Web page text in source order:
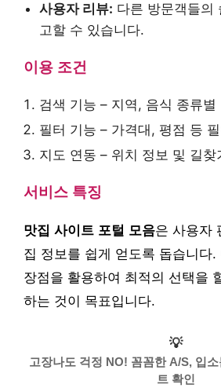
사용자 리뷰: 다른 방문객들의
고할 수 있습니다.
이용 조건
검색 기능 – 지역, 음식 종류별
필터 기능 – 가격대, 평점 등
지도 연동 – 위치 정보 및 길찾
서비스 특징
맛집 사이트 포털 모음은 사용자
집 정보를 쉽게 얻도록 돕습니다.
장점을 활용하여 최적의 선택을
하는 것이 목표입니다.
💡
고장나도 걱정 NO! 꼼꼼한 A/S, 입
트 확인